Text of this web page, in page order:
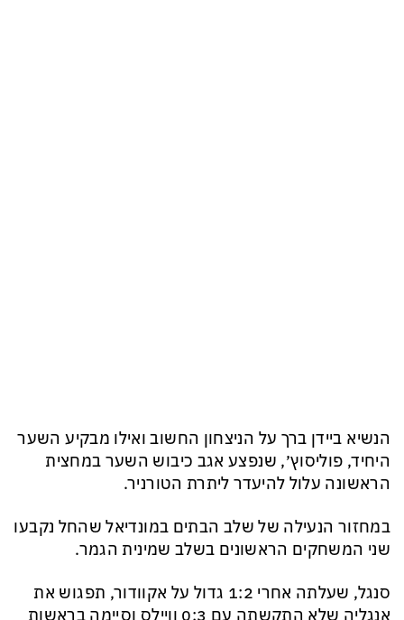
הנשיא ביידן ברך על הניצחון החשוב ואילו מבקיע השער
היחיד, פוליסוץ׳, שנפצע אגב כיבוש השער במחצית
הראשונה עלול להיעדר ליתרת הטורניר.
במחזור הנעילה של שלב הבתים במונדיאל שהחל נקבעו
שני המשחקים הראשונים בשלב שמינית הגמר.
סנגל, שעלתה אחרי 1:2 גדול על אקוודור, תפגוש את